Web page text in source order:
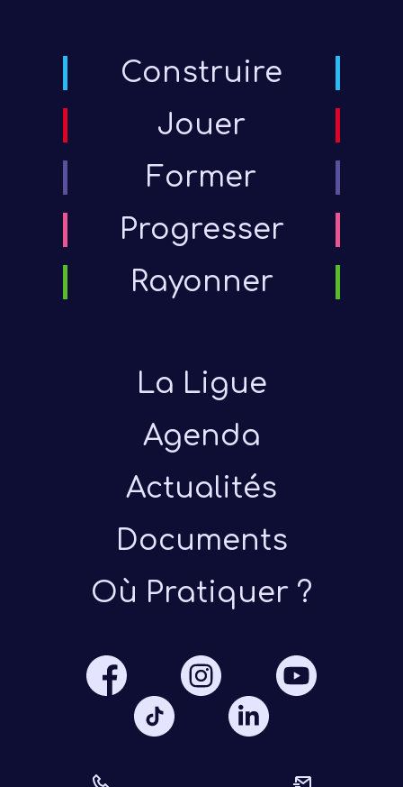
Construire
Jouer
Former
Progresser
Rayonner
La Ligue
Agenda
Actualités
Documents
Où Pratiquer ?